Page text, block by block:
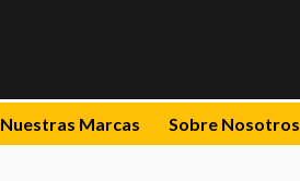
Nuestras Marcas Sobre Nosotros